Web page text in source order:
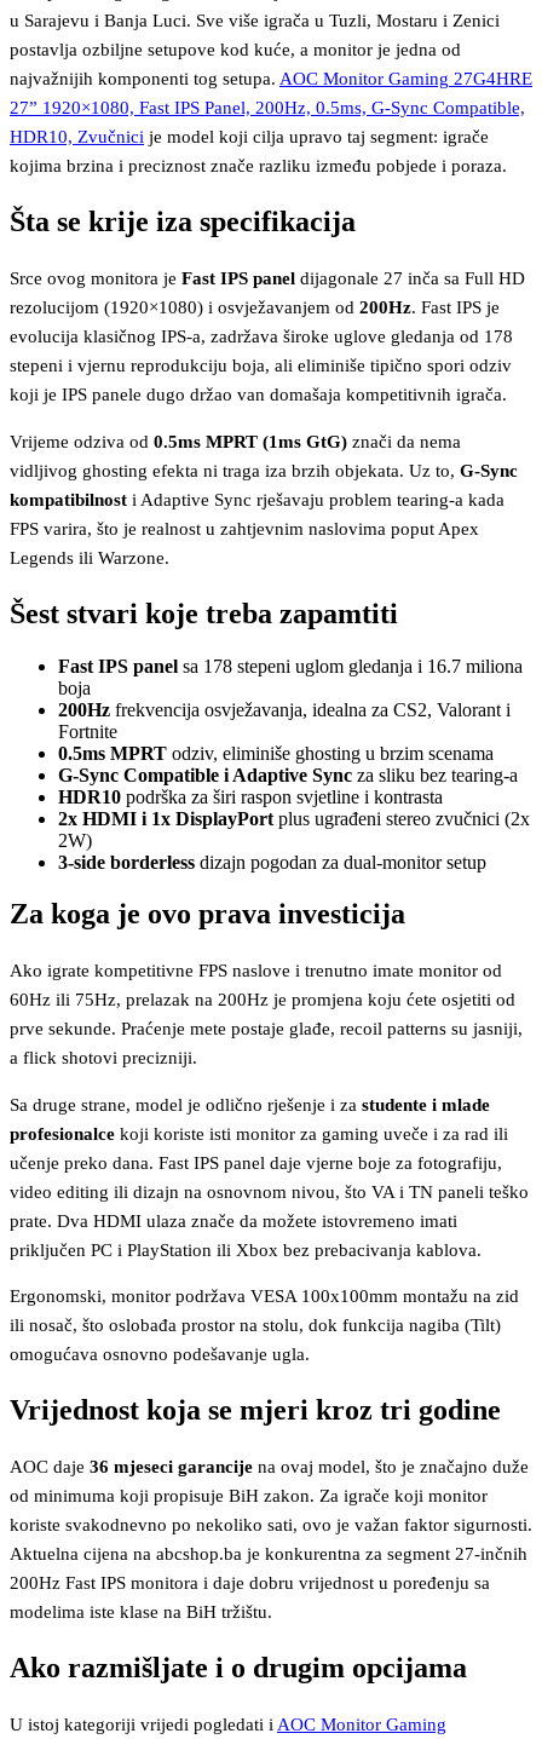
u Sarajevu i Banja Luci. Sve više igrača u Tuzli, Mostaru i Zenici
postavlja ozbiljne setupove kod kuće, a monitor je jedna od
najvažnijih komponenti tog setupa. AOC Monitor Gaming 27G4HRE
27” 1920×1080, Fast IPS Panel, 200Hz, 0.5ms, G-Sync Compatible,
HDR10, Zvučnici je model koji cilja upravo taj segment: igrače
kojima brzina i preciznost znače razliku između pobjede i poraza.
Šta se krije iza specifikacija
Srce ovog monitora je Fast IPS panel dijagonale 27 inča sa Full HD
rezolucijom (1920×1080) i osvježavanjem od 200Hz. Fast IPS je
evolucija klasičnog IPS-a, zadržava široke uglove gledanja od 178
stepeni i vjernu reprodukciju boja, ali eliminiše tipično spori odziv
koji je IPS panele dugo držao van domašaja kompetitivnih igrača.
Vrijeme odziva od 0.5ms MPRT (1ms GtG) znači da nema
vidljivog ghosting efekta ni traga iza brzih objekata. Uz to, G-Sync
kompatibilnost i Adaptive Sync rješavaju problem tearing-a kada
FPS varira, što je realnost u zahtjevnim naslovima poput Apex
Legends ili Warzone.
Šest stvari koje treba zapamtiti
Fast IPS panel sa 178 stepeni uglom gledanja i 16.7 miliona
boja
200Hz frekvencija osvježavanja, idealna za CS2, Valorant i
Fortnite
0.5ms MPRT odziv, eliminiše ghosting u brzim scenama
G-Sync Compatible i Adaptive Sync za sliku bez tearing-a
HDR10 podrška za širi raspon svjetline i kontrasta
2x HDMI i 1x DisplayPort plus ugrađeni stereo zvučnici (2x
2W)
3-side borderless dizajn pogodan za dual-monitor setup
Za koga je ovo prava investicija
Ako igrate kompetitivne FPS naslove i trenutno imate monitor od
60Hz ili 75Hz, prelazak na 200Hz je promjena koju ćete osjetiti od
prve sekunde. Praćenje mete postaje glađe, recoil patterns su jasniji,
a flick shotovi precizniji.
Sa druge strane, model je odlično rješenje i za studente i mlade
profesionalce koji koriste isti monitor za gaming uveče i za rad ili
učenje preko dana. Fast IPS panel daje vjerne boje za fotografiju,
video editing ili dizajn na osnovnom nivou, što VA i TN paneli teško
prate. Dva HDMI ulaza znače da možete istovremeno imati
priključen PC i PlayStation ili Xbox bez prebacivanja kablova.
Ergonomski, monitor podržava VESA 100x100mm montažu na zid
ili nosač, što oslobađa prostor na stolu, dok funkcija nagiba (Tilt)
omogućava osnovno podešavanje ugla.
Vrijednost koja se mjeri kroz tri godine
AOC daje 36 mjeseci garancije na ovaj model, što je značajno duže
od minimuma koji propisuje BiH zakon. Za igrače koji monitor
koriste svakodnevno po nekoliko sati, ovo je važan faktor sigurnosti.
Aktuelna cijena na abcshop.ba je konkurentna za segment 27-inčnih
200Hz Fast IPS monitora i daje dobru vrijednost u poređenju sa
modelima iste klase na BiH tržištu.
Ako razmišljate i o drugim opcijama
U istoj kategoriji vrijedi pogledati i AOC Monitor Gaming